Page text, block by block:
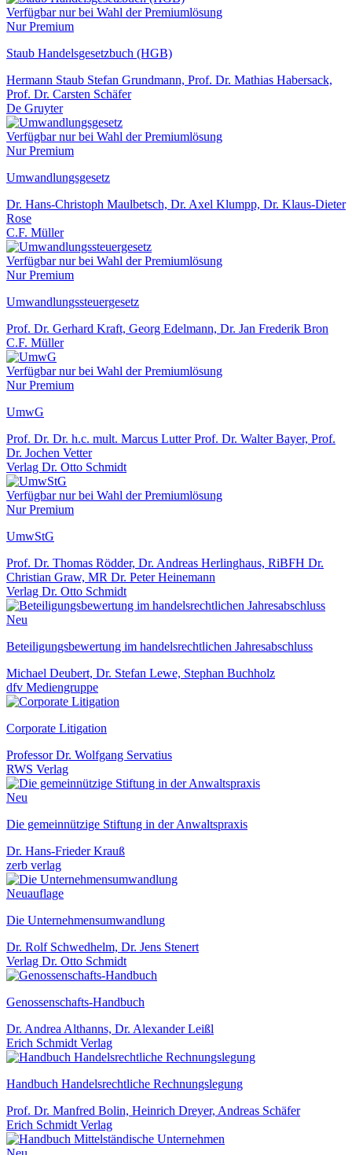
Verfügbar nur bei Wahl der Premiumlösung
Nur Premium
Staub Handelsgesetzbuch (HGB)
Hermann Staub Stefan Grundmann, Prof. Dr. Mathias Habersack,
Prof. Dr. Carsten Schäfer
De Gruyter
Verfügbar nur bei Wahl der Premiumlösung
Nur Premium
Umwandlungsgesetz
Dr. Hans-Christoph Maulbetsch, Dr. Axel Klumpp, Dr. Klaus-Dieter
Rose
C.F. Müller
Verfügbar nur bei Wahl der Premiumlösung
Nur Premium
Umwandlungssteuergesetz
Prof. Dr. Gerhard Kraft, Georg Edelmann, Dr. Jan Frederik Bron
C.F. Müller
Verfügbar nur bei Wahl der Premiumlösung
Nur Premium
UmwG
Prof. Dr. Dr. h.c. mult. Marcus Lutter Prof. Dr. Walter Bayer, Prof.
Dr. Jochen Vetter
Verlag Dr. Otto Schmidt
Verfügbar nur bei Wahl der Premiumlösung
Nur Premium
UmwStG
Prof. Dr. Thomas Rödder, Dr. Andreas Herlinghaus, RiBFH Dr.
Christian Graw, MR Dr. Peter Heinemann
Verlag Dr. Otto Schmidt
Neu
Beteiligungsbewertung im handelsrechtlichen Jahresabschluss
Michael Deubert, Dr. Stefan Lewe, Stephan Buchholz
dfv Mediengruppe
Corporate Litigation
Professor Dr. Wolfgang Servatius
RWS Verlag
Neu
Die gemeinnützige Stiftung in der Anwaltspraxis
Dr. Hans-Frieder Krauß
zerb verlag
Neuauflage
Die Unternehmensumwandlung
Dr. Rolf Schwedhelm, Dr. Jens Stenert
Verlag Dr. Otto Schmidt
Genossenschafts-Handbuch
Dr. Andrea Althanns, Dr. Alexander Leißl
Erich Schmidt Verlag
Handbuch Handelsrechtliche Rechnungslegung
Prof. Dr. Manfred Bolin, Heinrich Dreyer, Andreas Schäfer
Erich Schmidt Verlag